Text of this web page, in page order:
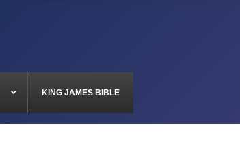
KING JAMES BIBLE